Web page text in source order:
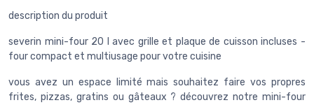
description du produit
severin mini-four 20 l avec grille et plaque de cuisson incluses -
four compact et multiusage pour votre cuisine
vous avez un espace limité mais souhaitez faire vos propres
frites, pizzas, gratins ou gâteaux ? découvrez notre mini-four